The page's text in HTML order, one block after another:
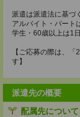
派遣は派遣法に基づ
アルバイト・パート
学生・60歳以上は1日
【ご応募の際は、
す】
派遣先の概要
配属先について